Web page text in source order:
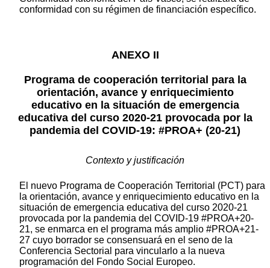
conformidad con su régimen de financiación específico.
ANEXO II
Programa de cooperación territorial para la
orientación, avance y enriquecimiento
educativo en la situación de emergencia
educativa del curso 2020-21 provocada por la
pandemia del COVID-19: #PROA+ (20-21)
Contexto y justificación
El nuevo Programa de Cooperación Territorial (PCT) para
la orientación, avance y enriquecimiento educativo en la
situación de emergencia educativa del curso 2020-21
provocada por la pandemia del COVID-19 #PROA+20-
21, se enmarca en el programa más amplio #PROA+21-
27 cuyo borrador se consensuará en el seno de la
Conferencia Sectorial para vincularlo a la nueva
programación del Fondo Social Europeo.